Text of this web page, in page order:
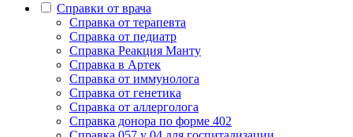
Справки от врача
Справка от терапевта
Справка от педиатр
Cправка Реакция Манту
Cправка в Артек
Cправка от иммунолога
Cправка от генетика
Cправка от аллерголога
Cправка донора по форме 402